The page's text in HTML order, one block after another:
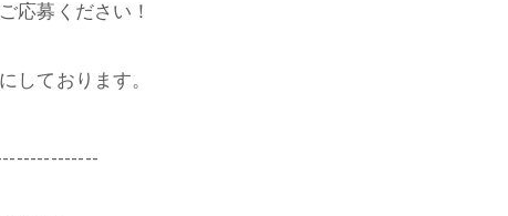
応募ください！
しております。